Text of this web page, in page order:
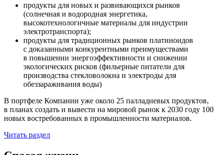
продукты для новых и развивающихся рынков
(солнечная и водородная энергетика,
высокотехнологичные материалы для индустрии
электротранспорта);
продукты для традиционных рынков платиноидов
с доказанными конкурентными преимуществами
в повышении энергоэффективности и снижении
экологических рисков (фильерные питатели для
производства стекловолокна и электроды для
обеззараживания воды)
В портфеле Компании уже около 25 палладиевых продуктов,
в планах создать и вывести на мировой рынок к 2030 году 100
новых востребованных в промышленности материалов.
Читать раздел